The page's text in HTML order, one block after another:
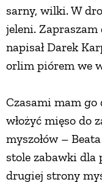
sarny, wilki. W
jeleni.
napisał Darek
orlim piórem we
Czasami mam go
włożyć mięso do
myszołów –
stole zabawki dla
drugiej strony